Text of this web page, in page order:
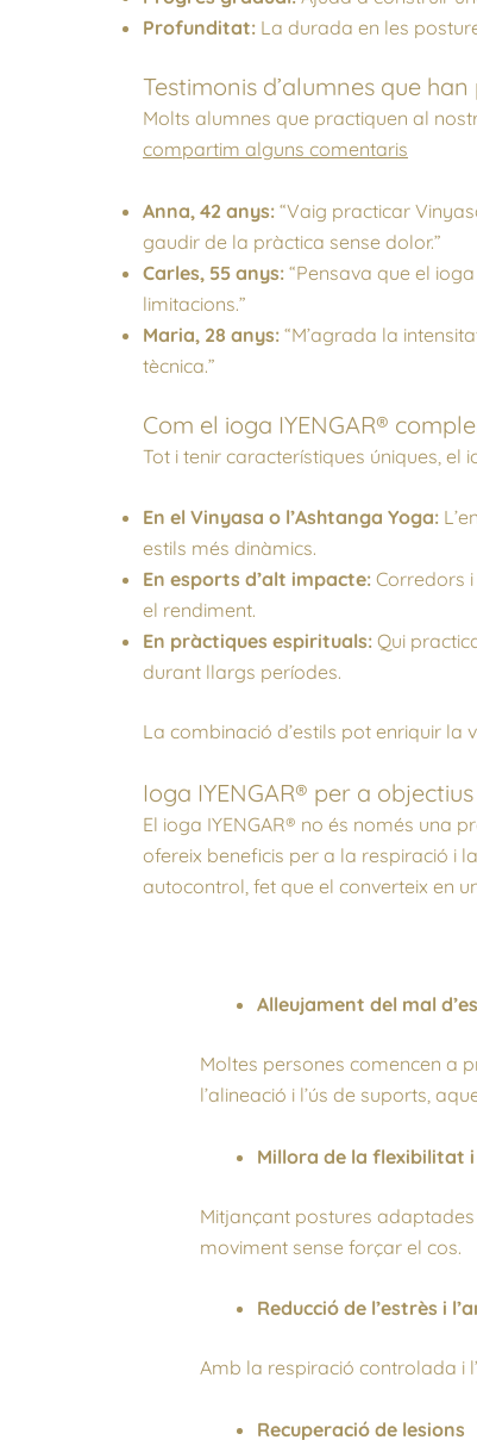
Profunditat: La durada en les
Testimonis d’alumnes que
Molts alumnes que practiquen al
compartim alguns comentaris
Anna, 42 anys: “Vaig practicar
gaudir de la pràctica sense dolor.”
Carles, 55 anys: “Pensava que el
limitacions.”
Maria, 28 anys: “M’agrada la
tècnica.”
Com el ioga IYENGAR®
Tot i tenir característiques úniques, el
En el Vinyasa o l’Ashtanga Yoga:
estils més dinàmics.
En esports d’alt impacte: Corredors
el rendiment.
En pràctiques espirituals: Qui
durant llargs períodes.
La combinació d’estils pot enriquir
Ioga IYENGAR® per a
El ioga IYENGAR® no és només una
ofereix beneficis per a la respiració i
autocontrol, fet que el converteix en
Alleujament del mal
Moltes persones comencen a
l’alineació i l’ús de suports,
Millora de la flexibilitat
Mitjançant postures
moviment sense forçar el cos.
Reducció de l’estrès i
Amb la respiració controlada i
Recuperació de lesions